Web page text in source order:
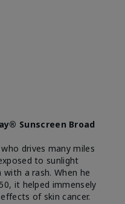
Sunscreen Broad
drives many miles
to sunlight
a rash. When he
it helped immensely
of skin cancer.